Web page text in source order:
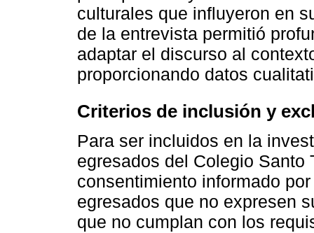
culturales que influyeron en
de la entrevista permitió
adaptar el discurso al
proporcionando datos
Criterios de inclusión y
Para ser incluidos en la
egresados del Colegio Santo
consentimiento informado
egresados que no expresen
que no cumplan con los